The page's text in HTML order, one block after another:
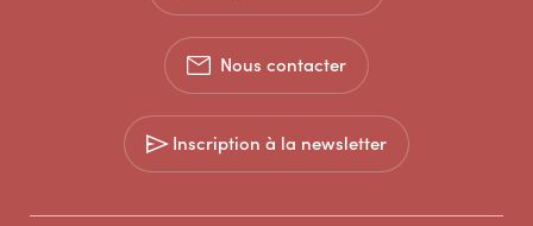
Nous contacter
Inscription à la newsletter